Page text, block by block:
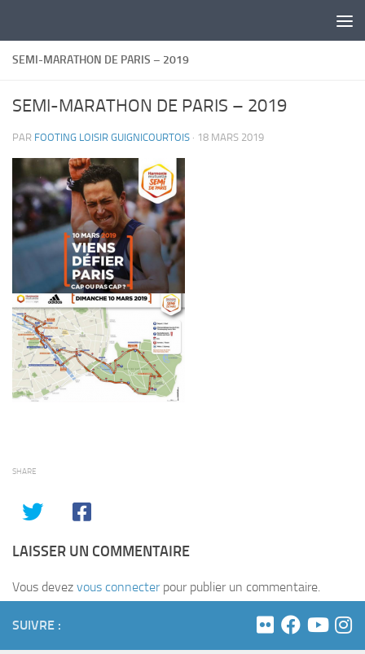
SEMI-MARATHON DE PARIS – 2019
SEMI-MARATHON DE PARIS – 2019
PAR FOOTING LOISIR GUIGNICOURTOIS · 18 MARS 2019
SHARE
LAISSER UN COMMENTAIRE
Vous devez vous connecterpour publier un commentaire.
SUIVRE :